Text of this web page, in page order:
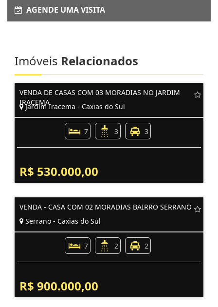
AGENDE UMA VISITA
Imóveis Relacionados
VENDA DE CASAS COM 03 MORADIAS NO JARDIM
IRACEMA
Jardim Iracema - Caxias do Sul
7 3 3
R$ 530.000,00
VENDA - CASA COM 02 MORADIAS BAIRRO SERRANO
Serrano - Caxias do Sul
7 2 2
R$ 900.000,00